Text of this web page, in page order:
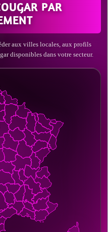
PAR
aux villes locales, aux profils
disponibles dans votre secteur.